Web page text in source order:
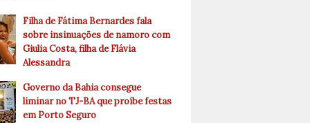
Filha de Fátima Bernardes fala
sobre insinuações de namoro com
Giulia Costa, filha de Flávia
Alessandra
Governo da Bahia consegue
liminar no TJ-BA que proíbe festas
em Porto Seguro